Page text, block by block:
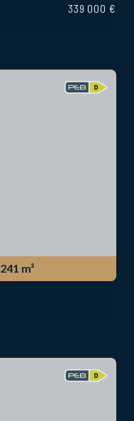
339 000 €
241 m²